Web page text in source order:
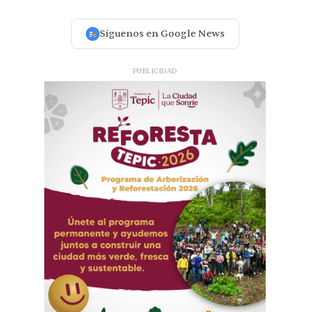
Síguenos en Google News
PUBLICIDAD